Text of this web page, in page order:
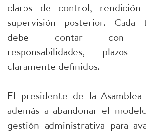
claros de control,
supervisión posterior. Cada
debe contar con
responsabilidades,
claramente definidos.
El presidente de la Asamblea
además a abandonar el
gestión administrativa para